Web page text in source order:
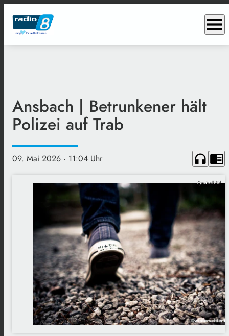
menu
Ansbach | Betrunkener hält
Polizei auf Trab
09. Mai 2026 · 11:04 Uhr headphones chrome_reader_mode
Symbolbild